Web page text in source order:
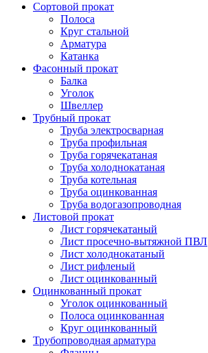
Сортовой прокат
Полоса
Круг стальной
Арматура
Катанка
Фасонный прокат
Балка
Уголок
Швеллер
Трубный прокат
Труба электросварная
Труба профильная
Труба горячекатаная
Труба холоднокатаная
Труба котельная
Труба оцинкованная
Труба водогазопроводная
Листовой прокат
Лист горячекатаный
Лист просечно-вытяжной ПВЛ
Лист холоднокатаный
Лист рифленый
Лист оцинкованный
Оцинкованный прокат
Уголок оцинкованный
Полоса оцинкованная
Круг оцинкованный
Трубопроводная арматура